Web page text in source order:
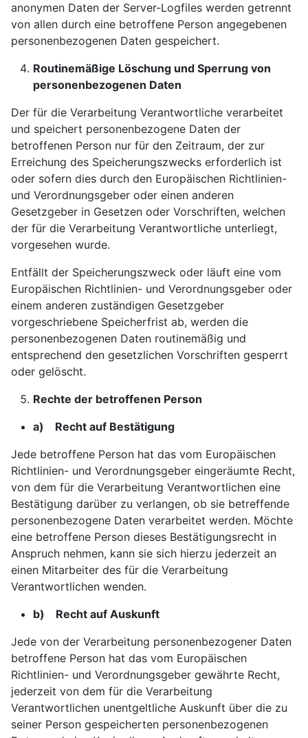
anonymen Daten der Server-Logfiles werden getrennt
von allen durch eine betroffene Person angegebenen
personenbezogenen Daten gespeichert.
Routinemäßige Löschung und Sperrung von
personenbezogenen Daten
Der für die Verarbeitung Verantwortliche verarbeitet
und speichert personenbezogene Daten der
betroffenen Person nur für den Zeitraum, der zur
Erreichung des Speicherungszwecks erforderlich ist
oder sofern dies durch den Europäischen Richtlinien-
und Verordnungsgeber oder einen anderen
Gesetzgeber in Gesetzen oder Vorschriften, welchen
der für die Verarbeitung Verantwortliche unterliegt,
vorgesehen wurde.
Entfällt der Speicherungszweck oder läuft eine vom
Europäischen Richtlinien- und Verordnungsgeber oder
einem anderen zuständigen Gesetzgeber
vorgeschriebene Speicherfrist ab, werden die
personenbezogenen Daten routinemäßig und
entsprechend den gesetzlichen Vorschriften gesperrt
oder gelöscht.
Rechte der betroffenen Person
a) Recht auf Bestätigung
Jede betroffene Person hat das vom Europäischen
Richtlinien- und Verordnungsgeber eingeräumte Recht,
von dem für die Verarbeitung Verantwortlichen eine
Bestätigung darüber zu verlangen, ob sie betreffende
personenbezogene Daten verarbeitet werden. Möchte
eine betroffene Person dieses Bestätigungsrecht in
Anspruch nehmen, kann sie sich hierzu jederzeit an
einen Mitarbeiter des für die Verarbeitung
Verantwortlichen wenden.
b) Recht auf Auskunft
Jede von der Verarbeitung personenbezogener Daten
betroffene Person hat das vom Europäischen
Richtlinien- und Verordnungsgeber gewährte Recht,
jederzeit von dem für die Verarbeitung
Verantwortlichen unentgeltliche Auskunft über die zu
seiner Person gespeicherten personenbezogenen